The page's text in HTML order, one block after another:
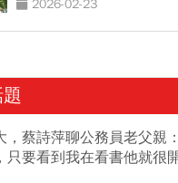
2026-02-23
，蔡詩萍聊公務員老父親
只要看到我在看書他就很